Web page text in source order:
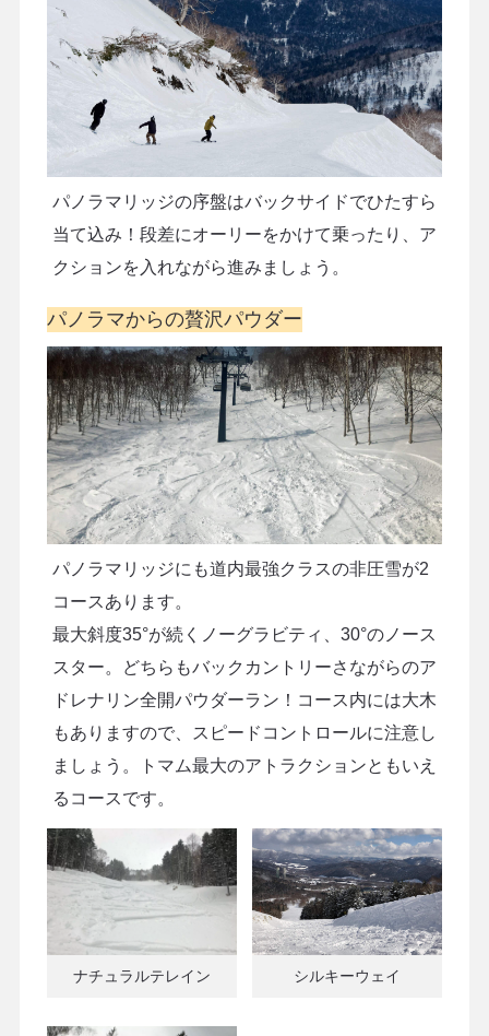
パノラマリッジの序盤はバックサイドでひたすら
当て込み！段差にオーリーをかけて乗ったり、ア
クションを入れながら進みましょう。
パノラマからの贅沢パウダー
パノラマリッジにも道内最強クラスの非圧雪が2
コースあります。
最大斜度35°が続くノーグラビティ、30°のノース
スター。どちらもバックカントリーさながらのア
ドレナリン全開パウダーラン！コース内には大木
もありますので、スピードコントロールに注意し
ましょう。トマム最大のアトラクションともいえ
るコースです。
ナチュラルテレイン シルキーウェイ